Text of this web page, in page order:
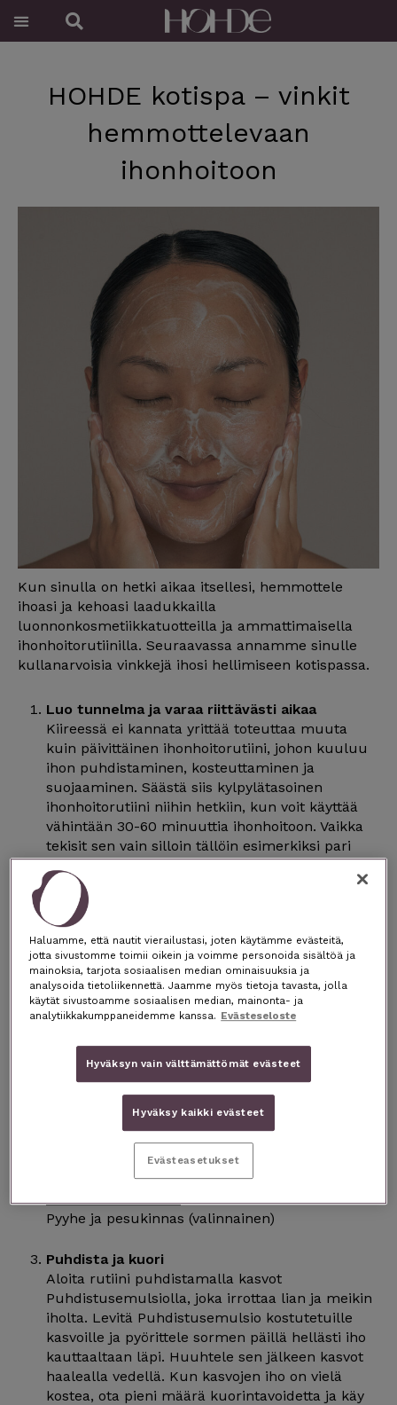
sisältöön
Menu Search
HOHDE kotispa – vinkit
hemmottelevaan
ihonhoitoon
Kun sinulla on hetki aikaa itsellesi, hemmottele
ihoasi ja kehoasi laadukkailla
luonnonkosmetiikkatuotteilla ja ammattimaisella
ihonhoitorutiinilla. Seuraavassa annamme sinulle
kullanarvoisia vinkkejä ihosi hellimiseen kotispassa.
Luo tunnelma ja varaa riittävästi aikaa
Kiireessä ei kannata yrittää toteuttaa muuta
kuin päivittäinen ihonhoitorutiini, johon kuuluu
ihon puhdistaminen, kosteuttaminen ja
suojaaminen. Säästä siis kylpylätasoinen
ihonhoitorutiini niihin hetkiin, kun voit käyttää
vähintään 30-60 minuuttia ihonhoitoon. Vaikka
tekisit sen vain silloin tällöin esimerkiksi pari
kertaa kuukaudessa, se kannattaa ja ihosi
kiittää. Ajattele, että tämä on omaa aikaasi
hemmotteluun ja sinä sekä ihosi olette sen
arvoisia. Laita puhelimesta ja tietokoneesta
ilmoitusäänet pois ja kuuntele vaikka
rauhoittavaa musiikkia.
Varaa sopivat tuotteet valmiiksi
Hoitorutiiniin tarvitset:
HOHDE Herbal Vartaloöljyn– vartalonhieronta
HOHDE Herbal Kasvoöljyn– kasvojen hieronta
HOHDE Herbal Kuorintavoiteen– kuorinta
HOHDE Herbal Valkosavinaamion
–
syväpuhdistus ja hoito
HOHDE Puhdistusemulsion– meikin puhdistus
HOHDE Hyaluronihapposeerumin
kosteuttaminen
HOHDE Kasvoveden– kosteuttaminen
Pyyhe ja pesukinnas (valinnainen)
Puhdista ja kuori
Aloita rutiini puhdistamalla kasvot
Puhdistusemulsiolla, joka irrottaa lian ja meikin
iholta. Levitä Puhdistusemulsio kostutetuille
kasvoille ja pyörittele sormen päillä hellästi iho
kauttaaltaan läpi. Huuhtele sen jälkeen kasvot
haalealla vedellä. Kun kasvojen iho on vielä
kostea, ota pieni määrä kuorintavoidetta ja käy
Haluamme, että nautit vierailustasi, joten käytämme evästeitä,
jotta sivustomme toimii oikein ja voimme personoida sisältöä ja
mainoksia, tarjota sosiaalisen median ominaisuuksia ja
analysoida tietoliikennettä. Jaamme myös tietoja tavasta, jolla
käytät sivustoamme sosiaalisen median, mainonta- ja
analytiikkakumppaneidemme kanssa. Evästeseloste
Hyväksyn vain välttämättömät evästeet
Hyväksy kaikki evästeet
Evästeasetukset